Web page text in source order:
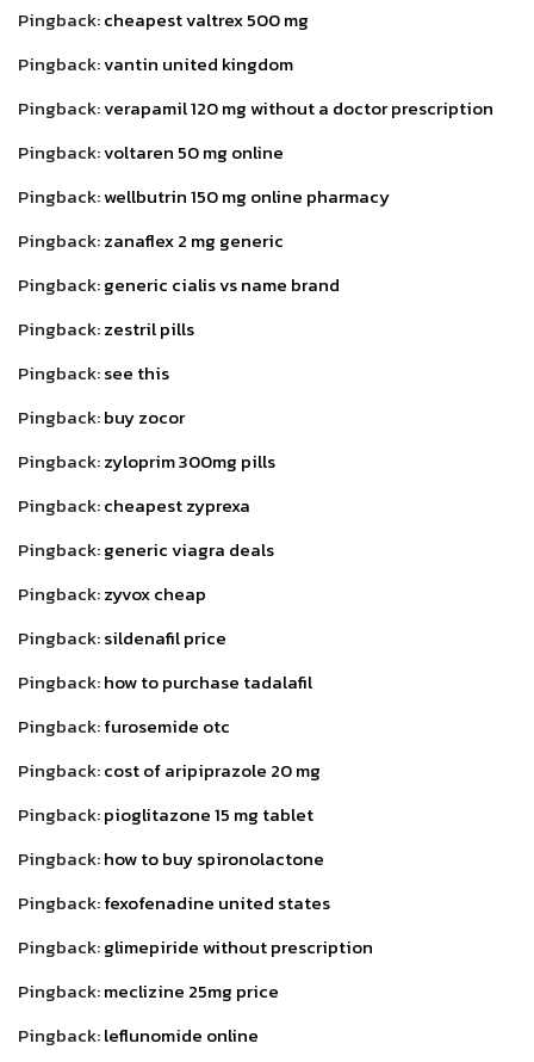
Pingback:cheapest valtrex 500 mg
Pingback:vantin united kingdom
Pingback:verapamil 120 mg without a doctor prescription
Pingback:voltaren 50 mg online
Pingback:wellbutrin 150 mg online pharmacy
Pingback:zanaflex 2 mg generic
Pingback:generic cialis vs name brand
Pingback:zestril pills
Pingback:see this
Pingback:buy zocor
Pingback:zyloprim 300mg pills
Pingback:cheapest zyprexa
Pingback:generic viagra deals
Pingback:zyvox cheap
Pingback:sildenafil price
Pingback:how to purchase tadalafil
Pingback:furosemide otc
Pingback:cost of aripiprazole 20 mg
Pingback:pioglitazone 15 mg tablet
Pingback:how to buy spironolactone
Pingback:fexofenadine united states
Pingback:glimepiride without prescription
Pingback:meclizine 25mg price
Pingback:leflunomide online